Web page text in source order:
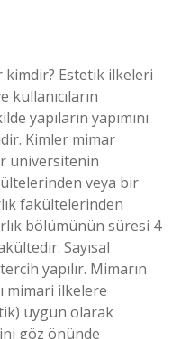
kimdir? Estetik ilkeleri
yapıların yapımını
Kimler mimar
üniversitenin
veya bir
fakültelerinden
bölümünün süresi 4
Sayısal
yapılır. Mimarın
mimari ilkelere
uygun olarak
göz önünde